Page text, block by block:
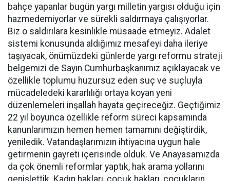
bahçe yapanlar bugün yargı milletin yargısı olduğu için
hazmedemiyorlar ve sürekli saldırmaya çalışıyorlar.
Biz o saldırılara kesinlikle müsaade etmeyiz. Adalet
sistemi konusunda aldığımız mesafeyi daha ileriye
taşıyacak, önümüzdeki günlerde yargı reformu strateji
belgemizi de Sayın Cumhurbaşkanımız açıklayacak ve
özellikle toplumu huzursuz eden suç ve suçluyla
mücadeledeki kararlılığı ortaya koyan yeni
düzenlemeleri inşallah hayata geçireceğiz. Geçtiğimiz
22 yıl boyunca özellikle reform süreci kapsamında
kanunlarımızın hemen hemen tamamını değiştirdik,
yeniledik. Vatandaşlarımızın ihtiyacına uygun hale
getirmenin gayreti içerisinde olduk. Ve Anayasamızda
da çok önemli reformlar yaptık, hak arama yollarını
genişlettik. Kadın hakları, çocuk hakları, çocukların